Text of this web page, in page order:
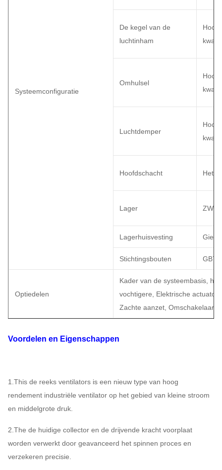
Systeemconfiguratie
De kegel van de
luchtinham
Hoog
Omhulsel
Hoog
Luchtdemper
Hoog
Hoofdschacht Het
Lager ZWZ,
Lagerhuisvesting
Stichtingsbouten
Optiedelen
Kader van de systeembasis,
vochtigere, Elektrische
Zachte aanzet, Omschakelaar,
Voordelen en Eigenschappen
1.This de reeks ventilators is een nieuw type van hoog
rendement industriële ventilator op het gebied van kleine stroom
en middelgrote druk.
2.The de huidige collector en de drijvende kracht voorplaat
worden verwerkt door geavanceerd het spinnen proces en
verzekeren precisie.